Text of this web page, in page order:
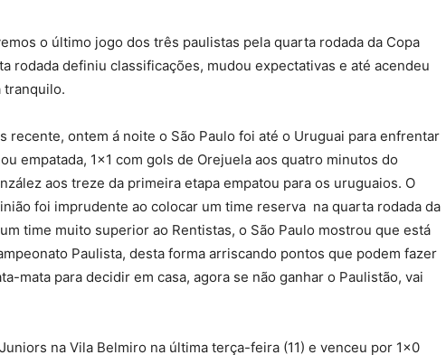
o último jogo dos três paulistas pela quarta rodada da Copa
rodada definiu classificações, mudou expectativas e até acendeu
tranquilo.
recente, ontem á noite o São Paulo foi até o Uruguai para enfrentar
empatada, 1×1 com gols de Orejuela aos quatro minutos do
aos treze da primeira etapa empatou para os uruguaios. O
foi imprudente ao colocar um time reserva na quarta rodada da
time muito superior ao Rentistas, o São Paulo mostrou que está
Paulista, desta forma arriscando pontos que podem fazer
mata para decidir em casa, agora se não ganhar o Paulistão, vai
na Vila Belmiro na última terça-feira (11) e venceu por 1×0